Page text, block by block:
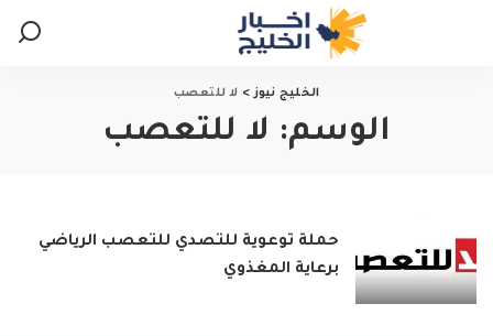
الخليج نيوز> لا للتعصب
الوسم: لا للتعصب
حملة توعوية للتصدي للتعصب الرياضي
برعاية المغذوي